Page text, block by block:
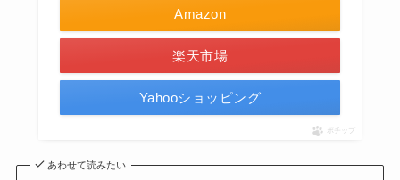
Amazon
楽天市場
Yahooショッピング
ポチップ
あわせて読みたい